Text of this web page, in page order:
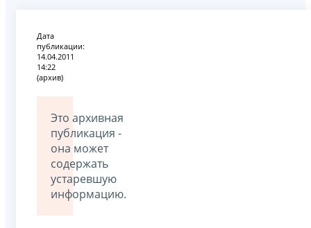
Дата
публикации:
14.04.2011
14:22
(архив)
Это архивная
публикация -
она может
содержать
устаревшую
информацию.